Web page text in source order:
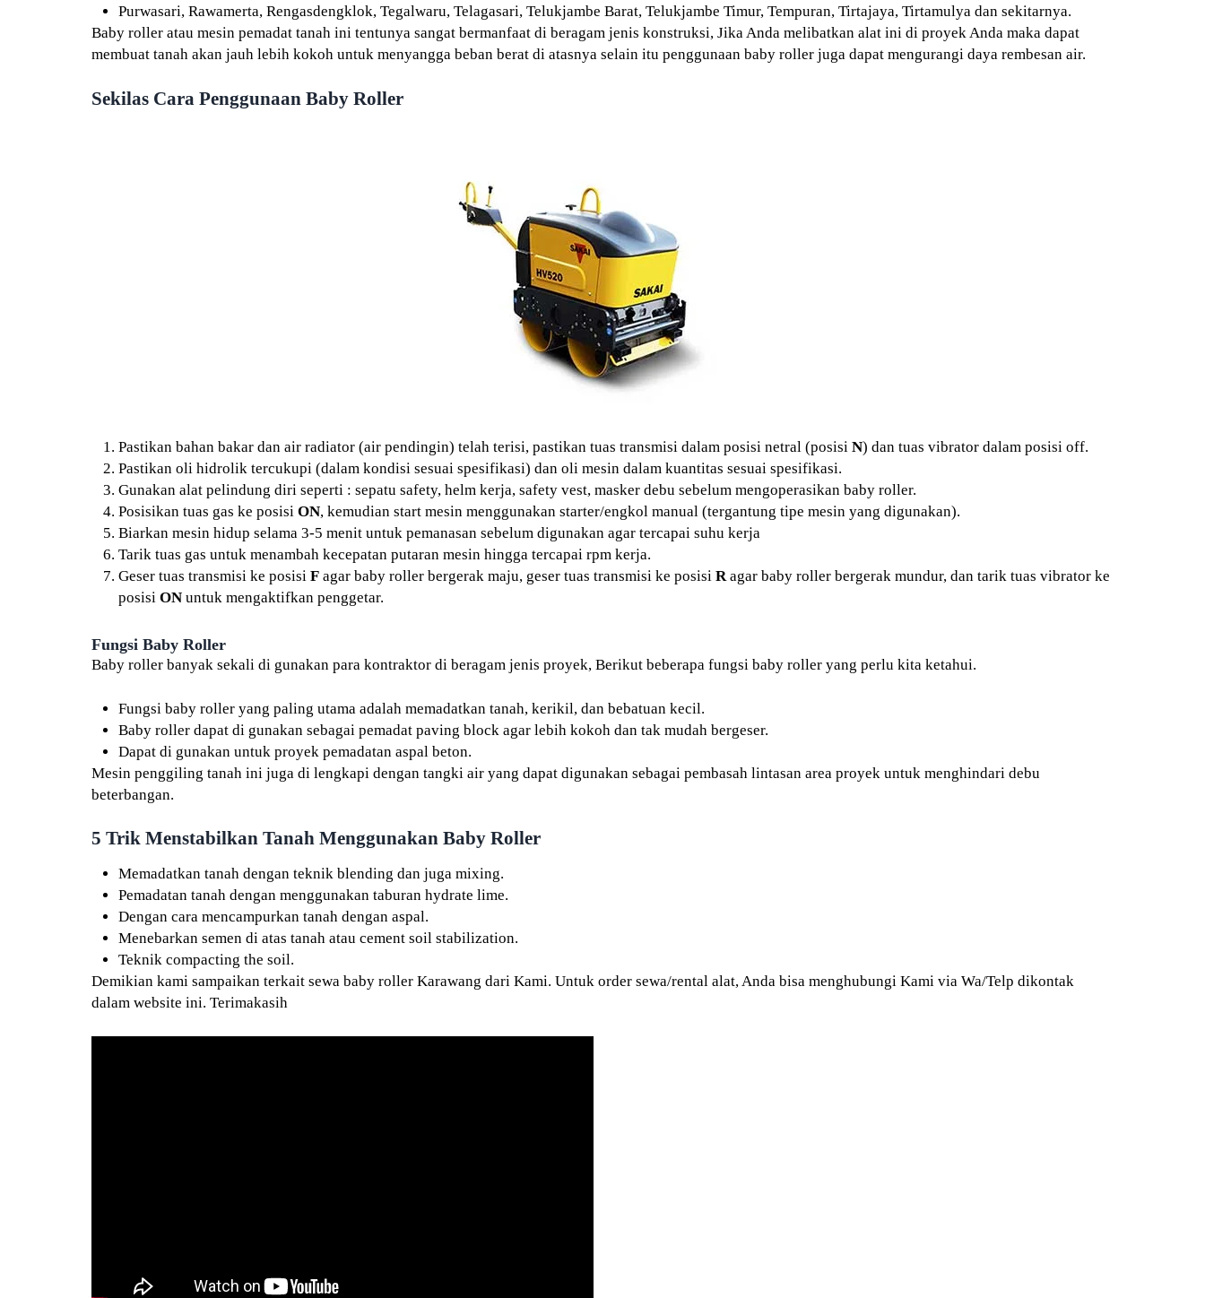
Purwasari, Rawamerta, Rengasdengklok, Tegalwaru, Telagasari, Telukjambe Barat, Telukjambe Timur, Tempuran, Tirtajaya, Tirtamulya dan sekitarnya.
Baby roller atau mesin pemadat tanah ini tentunya sangat bermanfaat di beragam jenis konstruksi, Jika Anda melibatkan alat ini di proyek Anda maka dapat
membuat tanah akan jauh lebih kokoh untuk menyangga beban berat di atasnya selain itu penggunaan baby roller juga dapat mengurangi daya rembesan air.
Sekilas Cara Penggunaan Baby Roller
Pastikan bahan bakar dan air radiator (air pendingin) telah terisi, pastikan tuas transmisi dalam posisi netral (posisi N) dan tuas vibrator dalam posisi off.
Pastikan oli hidrolik tercukupi (dalam kondisi sesuai spesifikasi) dan oli mesin dalam kuantitas sesuai spesifikasi.
Gunakan alat pelindung diri seperti : sepatu safety, helm kerja, safety vest, masker debu sebelum mengoperasikan baby roller.
Posisikan tuas gas ke posisi ON, kemudian start mesin menggunakan starter/engkol manual (tergantung tipe mesin yang digunakan).
Biarkan mesin hidup selama 3-5 menit untuk pemanasan sebelum digunakan agar tercapai suhu kerja
Tarik tuas gas untuk menambah kecepatan putaran mesin hingga tercapai rpm kerja.
Geser tuas transmisi ke posisi F agar baby roller bergerak maju, geser tuas transmisi ke posisi Ragar baby roller bergerak mundur, dan tarik tuas vibrator ke
posisi ON untuk mengaktifkan penggetar.
Fungsi Baby Roller
Baby roller banyak sekali di gunakan para kontraktor di beragam jenis proyek, Berikut beberapa fungsi baby roller yang perlu kita ketahui.
Fungsi baby roller yang paling utama adalah memadatkan tanah, kerikil, dan bebatuan kecil.
Baby roller dapat di gunakan sebagai pemadat paving block agar lebih kokoh dan tak mudah bergeser.
Dapat di gunakan untuk proyek pemadatan aspal beton.
Mesin penggiling tanah ini juga di lengkapi dengan tangki air yang dapat digunakan sebagai pembasah lintasan area proyek untuk menghindari debu
beterbangan.
5 Trik Menstabilkan Tanah Menggunakan Baby Roller
Memadatkan tanah dengan teknik blending dan juga mixing.
Pemadatan tanah dengan menggunakan taburan hydrate lime.
Dengan cara mencampurkan tanah dengan aspal.
Menebarkan semen di atas tanah atau cement soil stabilization.
Teknik compacting the soil.
Demikian kami sampaikan terkait sewa baby roller Karawang dari Kami. Untuk order sewa/rental alat, Anda bisa menghubungi Kami via Wa/Telp dikontak
dalam website ini. Terimakasih